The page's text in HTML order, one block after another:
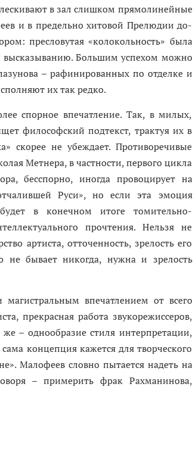
в зал слишком прямолинейные
и в предельно хитовой Прелюдии до-
пресловутая «колокольность» была
высказыванию. Большим успехом можно
– рафинированных по отделке и
их так редко.
спорное впечатление. Так, в милых,
философский подтекст, трактуя их в
скорее не убеждает. Противоречивые
Метнера, в частности, первого цикла
бесспорно, иногда провоцирует на
Руси», но если эта эмоция
в конечном итоге томительно-
прочтения. Нельзя не
артиста, отточенность, зрелость его
бывает никогда, нужна и зрелость
впечатлением от всего
прекрасная работа звукорежиссеров,
– однообразие стиля интерпретации,
концепция кажется для творческого
Малофеев словно пытается надеть на
– примерить фрак Рахманинова,